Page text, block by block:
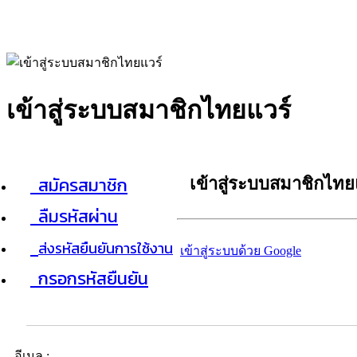
เข้าสู่ระบบสมาชิกไทยแวร์
สมัครสมาชิก
ลืมรหัสผ่าน
ส่งรหัสยืนยันการใช้งาน
กรอกรหัสยืนยัน
เข้าสู่ระบบสมาชิกไท
เข้าสู่ระบบด้วย Google